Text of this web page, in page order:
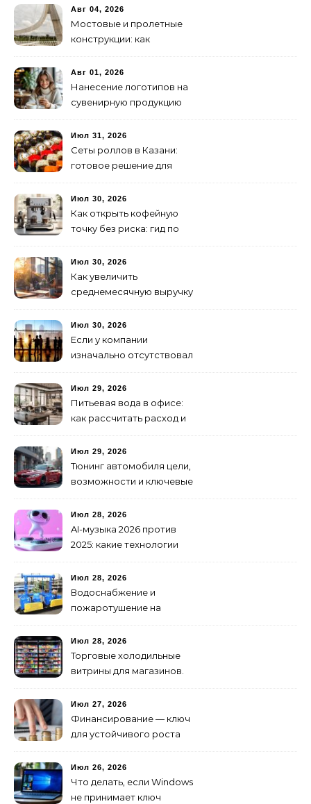
Авг 04, 2026
Мостовые и пролетные
конструкции: как
изготовление и поставку
Авг 01, 2026
Нанесение логотипов на
сувенирную продукцию
Июл 31, 2026
Сеты роллов в Казани:
готовое решение для
друзьями
Июл 30, 2026
Как открыть кофейную
точку без риска: гид по
Июл 30, 2026
Как увеличить
среднемесячную выручку
лишних затрат
Июл 30, 2026
Если у компании
изначально отсутствовал
как не утонуть в хаосе
Июл 29, 2026
Питьевая вода в офисе:
как рассчитать расход и
Июл 29, 2026
Тюнинг автомобиля цели,
возможности и ключевые
транспортных средств
Июл 28, 2026
AI-музыка 2026 против
2025: какие технологии
создание клипов
изменилось навсегда
Июл 28, 2026
Водоснабжение и
пожаротушение на
оборудование
предусмотреть заранее
Июл 28, 2026
Торговые холодильные
витрины для магазинов.
Июл 27, 2026
Финансирование — ключ
для устойчивого роста
Июл 26, 2026
Что делать, если Windows
не принимает ключ